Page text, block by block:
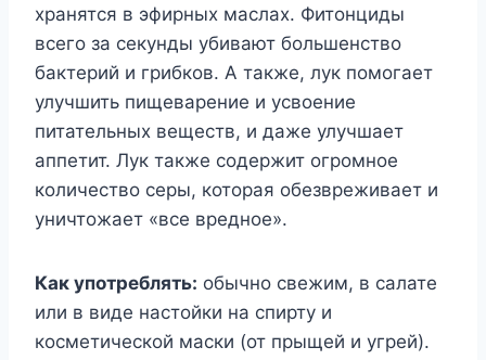
хранятся в эфирных маслах. Фитонциды
всего за секунды убивают большенство
бактерий и грибков. А также, лук помогает
улучшить пищеварение и усвоение
питательных веществ, и даже улучшает
аппетит. Лук также содержит огромное
количество серы, которая обезвреживает и
уничтожает «все вредное».
Как употреблять: обычно свежим, в салате
или в виде настойки на спирту и
косметической маски (от прыщей и угрей).